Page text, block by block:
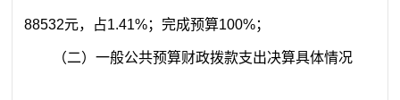
88532元，占1.41%；完成预算100%；
（二）一般公共预算财政拨款支出决算具体情况